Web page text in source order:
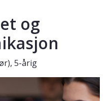
og
5-årig